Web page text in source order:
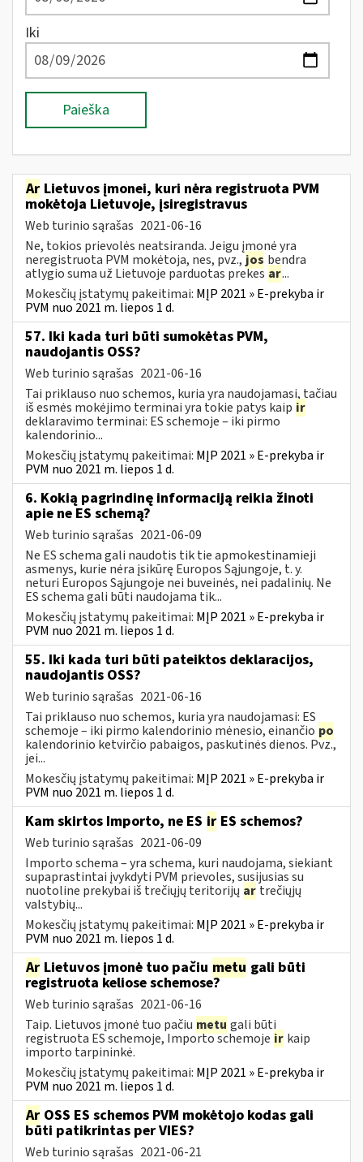
Iki
Paieška
Ar Lietuvos įmonei, kuri nėra registruota PVM
mokėtoja Lietuvoje, įsiregistravus
Web turinio sąrašas 2021-06-16
Ne, tokios prievolės neatsiranda. Jeigu įmonė yra
neregistruota PVM mokėtoja, nes, pvz., jos bendra
atlygio suma už Lietuvoje parduotas prekes ar...
Mokesčių įstatymų pakeitimai: MĮP 2021 » E-prekyba ir
PVM nuo 2021 m. liepos 1 d.
57. Iki kada turi būti sumokėtas PVM,
naudojantis OSS?
Web turinio sąrašas 2021-06-16
Tai priklauso nuo schemos, kuria yra naudojamasi, tačiau
iš esmės mokėjimo terminai yra tokie patys kaip ir
deklaravimo terminai: ES schemoje – iki pirmo
kalendorinio...
Mokesčių įstatymų pakeitimai: MĮP 2021 » E-prekyba ir
PVM nuo 2021 m. liepos 1 d.
6. Kokią pagrindinę informaciją reikia žinoti
apie ne ES schemą?
Web turinio sąrašas 2021-06-09
Ne ES schema gali naudotis tik tie apmokestinamieji
asmenys, kurie nėra įsikūrę Europos Sąjungoje, t. y.
neturi Europos Sąjungoje nei buveinės, nei padalinių. Ne
ES schema gali būti naudojama tik...
Mokesčių įstatymų pakeitimai: MĮP 2021 » E-prekyba ir
PVM nuo 2021 m. liepos 1 d.
55. Iki kada turi būti pateiktos deklaracijos,
naudojantis OSS?
Web turinio sąrašas 2021-06-16
Tai priklauso nuo schemos, kuria yra naudojamasi: ES
schemoje – iki pirmo kalendorinio mėnesio, einančio po
kalendorinio ketvirčio pabaigos, paskutinės dienos. Pvz.,
jei...
Mokesčių įstatymų pakeitimai: MĮP 2021 » E-prekyba ir
PVM nuo 2021 m. liepos 1 d.
Kam skirtos Importo, ne ES ir ES schemos?
Web turinio sąrašas 2021-06-09
Importo schema – yra schema, kuri naudojama, siekiant
supaprastintai įvykdyti PVM prievoles, susijusias su
nuotoline prekybai iš trečiųjų teritorijų ar trečiųjų
valstybių...
Mokesčių įstatymų pakeitimai: MĮP 2021 » E-prekyba ir
PVM nuo 2021 m. liepos 1 d.
Ar Lietuvos įmonė tuo pačiu metu gali būti
registruota keliose schemose?
Web turinio sąrašas 2021-06-16
Taip. Lietuvos įmonė tuo pačiu metu gali būti
registruota ES schemoje, Importo schemoje ir kaip
importo tarpininkė.
Mokesčių įstatymų pakeitimai: MĮP 2021 » E-prekyba ir
PVM nuo 2021 m. liepos 1 d.
Ar OSS ES schemos PVM mokėtojo kodas gali
būti patikrintas per VIES?
Web turinio sąrašas 2021-06-21